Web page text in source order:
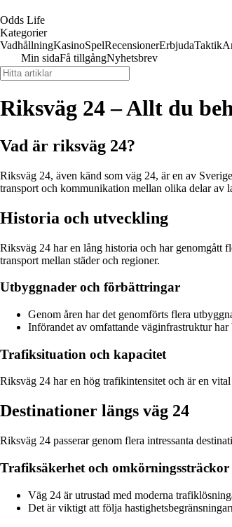
Odds Life
Kategorier
VadhållningKasinoSpelRecensionerErbjudaTaktik
Min sidaFå tillgångNyhetsbrev
Riksväg 24 – Allt du
Vad är riksväg 24?
Riksväg 24, även känd som väg 24, är en av
transport och kommunikation mellan olika delar av
Historia och utveckling
Riksväg 24 har en lång historia och har genomgått
transport mellan städer och regioner.
Utbyggnader och förbättringar
Genom åren har det genomförts flera
Införandet av omfattande väginfrastruktur
Trafiksituation och kapacitet
Riksväg 24 har en hög trafikintensitet och är en
Destinationer längs väg 24
Riksväg 24 passerar genom flera intressanta
Trafiksäkerhet och omkörningssträckor
Väg 24 är utrustad med moderna
Det är viktigt att följa